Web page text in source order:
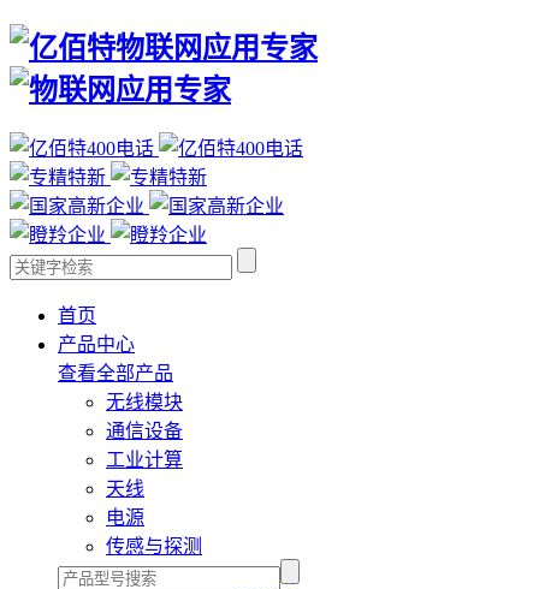
首页
产品中心
查看全部产品
无线模块
通信设备
工业计算
天线
电源
传感与探测